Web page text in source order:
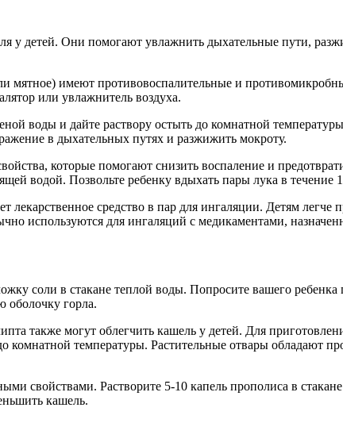
у детей. Они помогают увлажнить дыхательные пути,
мятное) имеют противовоспалительные и
или увлажнитель воздуха.
воды и дайте раствору остыть до комнатной
в дыхательных путях и разжижить мокроту.
которые помогают снизить воспаление и
водой. Позвольте ребенку вдыхать пары лука в течение
лекарственное средство в пар для ингаляции. Детям
используются для ингаляций с медикаментами,
соли в стакане теплой воды. Попросите вашего ребенка
оболочку горла.
также могут облегчить кашель у детей. Для
комнатной температуры. Растительные отвары обладают
свойствами. Растворите 5-10 капель прополиса в
кашель.